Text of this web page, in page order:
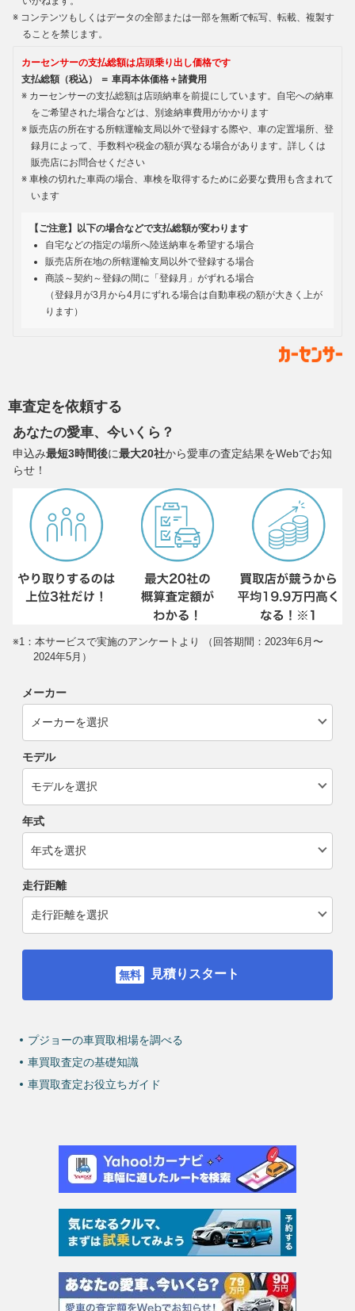
コンテンツもしくはデータの全部または一部を無断で転写、転載、複製す
ることを禁じます。
カーセンサーの支払総額は店頭乗り出し価格です
支払総額（税込） ＝ 車両本体価格＋諸費用
カーセンサーの支払総額は店頭納車を前提にしています。自宅への納車
をご希望された場合などは、別途納車費用がかかります
販売店の所在する所轄運輸支局以外で登録する際や、車の定置場所、登
録月によって、手数料や税金の額が異なる場合があります。詳しくは
販売店にお問合せください
車検の切れた車両の場合、車検を取得するために必要な費用も含まれて
います
【ご注意】以下の場合などで支払総額が変わります
自宅などの指定の場所へ陸送納車を希望する場合
販売店所在地の所轄運輸支局以外で登録する場合
商談～契約～登録の間に「登録月」がずれる場合
（登録月が3月から4月にずれる場合は自動車税の額が大きく上が
ります）
車査定を依頼する
あなたの愛車、今いくら？
申込み最短3時間後に最大20社から愛車の査定結果をWebでお知
らせ！
※1：本サービスで実施のアンケートより （回答期間：2023年6月〜
2024年5月）
メーカー
モデル
年式
走行距離
見積りスタート
プジョーの車買取相場を調べる
車買取査定の基礎知識
車買取査定お役立ちガイド